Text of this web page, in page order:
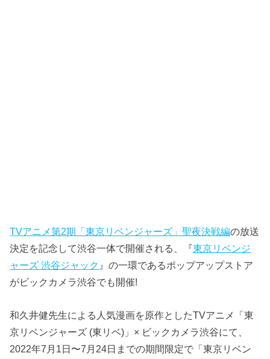
TVアニメ第2期「東京リベンジャーズ」聖夜決戦編の放送
決定を記念して渋谷一体で開催される、『東京リベンジ
ャーズ 渋谷ジャック 』の一環であるポップアップストア
がビックカメラ渋谷でも開催!
和久井健先生による人気漫画を原作としたTVアニメ「東
京リベンジャーズ (東リベ)」× ビックカメラ渋谷にて、
2022年7月1日〜7月24日までの期間限定で「東京リベン